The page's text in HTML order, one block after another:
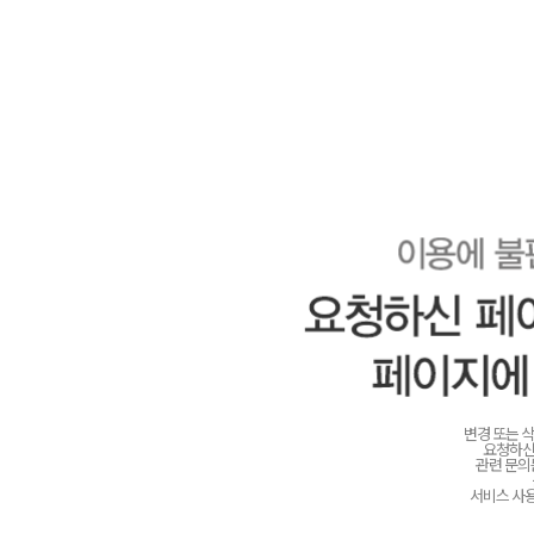
변경 또는
요청하
관련 문
서비스 사